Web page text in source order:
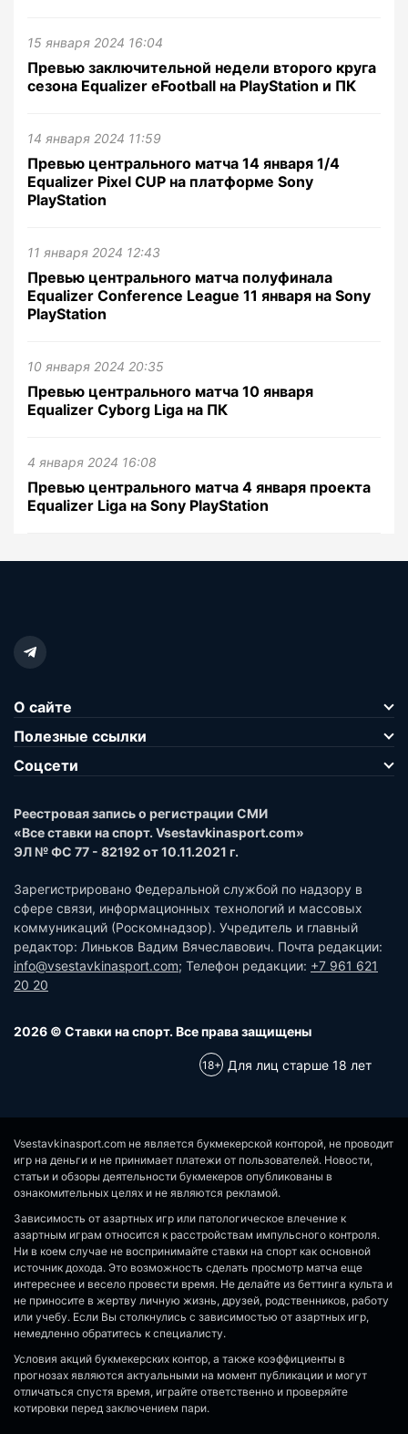
15 января 2024 16:04
Превью заключительной недели второго круга
сезона Equalizer eFootball на PlayStation и ПК
14 января 2024 11:59
Превью центрального матча 14 января 1/4
Equalizer Pixel CUP на платформе Sony
PlayStation
11 января 2024 12:43
Превью центрального матча полуфинала
Equalizer Conference League 11 января на Sony
PlayStation
10 января 2024 20:35
Превью центрального матча 10 января
Equalizer Cyborg Liga на ПК
4 января 2024 16:08
Превью центрального матча 4 января проекта
Equalizer Liga на Sony PlayStation
О сайте
Полезные ссылки
Соцсети
Реестровая запись о регистрации СМИ
«Все ставки на спорт. Vsestavkinasport.com»
ЭЛ № ФС 77 - 82192 от 10.11.2021 г.
Зарегистрировано Федеральной службой по надзору в
сфере связи, информационных технологий и массовых
коммуникаций (Роскомнадзор). Учредитель и главный
редактор: Линьков Вадим Вячеславович. Почта редакции:
info@vsestavkinasport.com; Телефон редакции: +7 961 621
20 20
2026 © Ставки на спорт. Все права защищены
Для лиц старше 18 лет
Vsestavkinasport.com не является букмекерской конторой, не проводит
игр на деньги и не принимает платежи от пользователей. Новости,
статьи и обзоры деятельности букмекеров опубликованы в
ознакомительных целях и не являются рекламой.
Зависимость от азартных игр или патологическое влечение к
азартным играм относится к расстройствам импульсного контроля.
Ни в коем случае не воспринимайте ставки на спорт как основной
источник дохода. Это возможность сделать просмотр матча еще
интереснее и весело провести время. Не делайте из беттинга культа и
не приносите в жертву личную жизнь, друзей, родственников, работу
или учебу. Если Вы столкнулись с зависимостью от азартных игр,
немедленно обратитесь к специалисту.
Условия акций букмекерских контор, а также коэффициенты в
прогнозах являются актуальными на момент публикации и могут
отличаться спустя время, играйте ответственно и проверяйте
котировки перед заключением пари.